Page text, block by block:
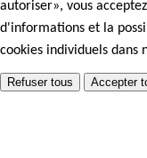
autoriser», vous
d'informations et la
cookies individuels dans
Refuser tous Accepter